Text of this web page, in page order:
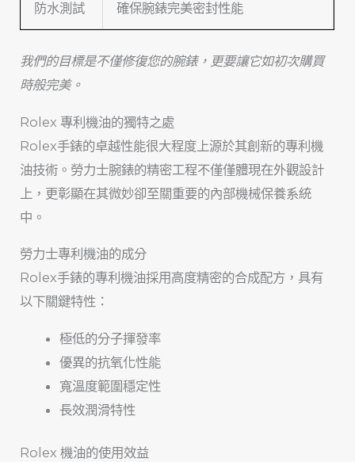
防水測試 確保腕錶完美密封性能
我們的目標是不僅修復您的腕錶，更要讓它如初次購買
時般完美。
Rolex 專利機油的獨特之處
Rolex手錶的卓越性能很大程度上源於其創新的專利機
油技術。勞力士腕錶的精密工程不僅僅體現在外觀設計
上，更彰顯在其微妙卻至關重要的內部機械保養系統
中。
勞力士專利機油的成分
Rolex手錶的專利機油採用高度精密的合成配方，具有
以下關鍵特性：
極低的分子揮發率
優異的抗氧化性能
寬溫度範圍穩定性
長效潤滑特性
Rolex 機油的使用效益